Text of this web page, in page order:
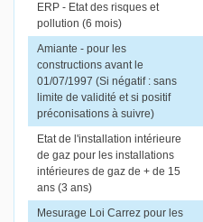
ERP - Etat des risques et
pollution (6 mois)
Amiante - pour les
constructions avant le
01/07/1997 (Si négatif : sans
limite de validité et si positif
préconisations à suivre)
Etat de l'installation intérieure
de gaz pour les installations
intérieures de gaz de + de 15
ans (3 ans)
Mesurage Loi Carrez pour les